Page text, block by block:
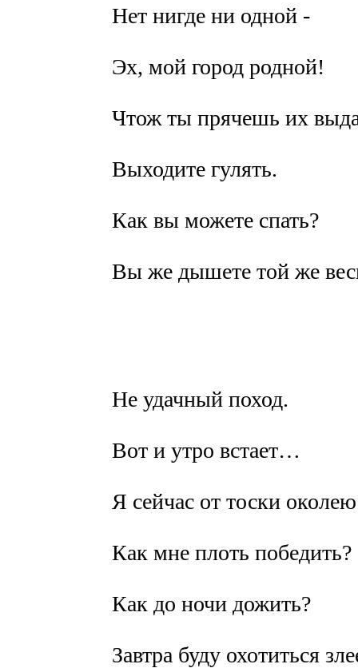
Нет нигде ни одной -
Эх, мой город родной!
Чтож ты прячешь их
Выходите гулять.
Как вы можете спать?
Вы же дышете той же
Не удачный поход.
Вот и утро встает…
Я сейчас от тоски
Как мне плоть победить?
Как до ночи дожить?
Завтра буду охотиться